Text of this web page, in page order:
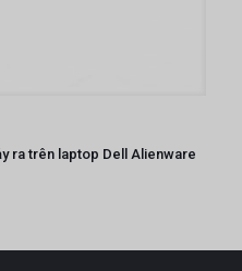
ra trên laptop Dell Alienware